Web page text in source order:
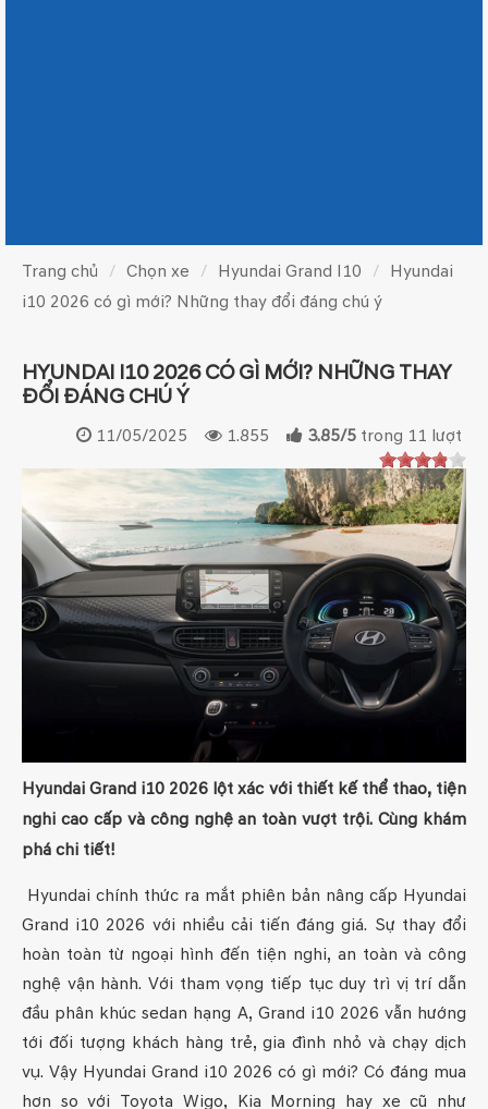
Trang chủ Chọn xe Hyundai Grand I10
Hyundai
i10 2026 có gì mới? Những thay đổi đáng chú ý
HYUNDAI I10 2026 CÓ GÌ MỚI? NHỮNG THAY
ĐỔI ĐÁNG CHÚ Ý
11/05/2025 1.855 3.85/5 trong 11 lượt
Hyundai Grand i10 2026 lột xác với thiết kế thể thao, tiện
nghi cao cấp và công nghệ an toàn vượt trội. Cùng khám
phá chi tiết!
Hyundai chính thức ra mắt phiên bản nâng cấp Hyundai
Grand i10 2026 với nhiều cải tiến đáng giá. Sự thay đổi
hoàn toàn từ ngoại hình đến tiện nghi, an toàn và công
nghệ vận hành. Với tham vọng tiếp tục duy trì vị trí dẫn
đầu phân khúc sedan hạng A, Grand i10 2026 vẫn hướng
tới đối tượng khách hàng trẻ, gia đình nhỏ và chạy dịch
vụ. Vậy Hyundai Grand i10 2026 có gì mới? Có đáng mua
hơn so với Toyota Wigo, Kia Morning hay xe cũ như